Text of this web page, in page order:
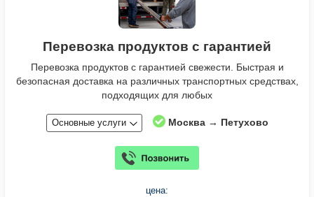
Перевозка продуктов с гарантией
Перевозка продуктов с гарантией свежести. Быстрая и
безопасная доставка на различных транспортных средствах,
подходящих для любых
Основные услуги Москва → Петухово
цена: